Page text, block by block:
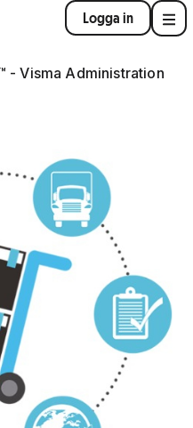
Logga in
- Visma Administration